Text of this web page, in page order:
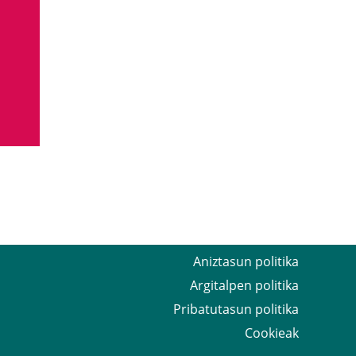
Aniztasun politika
Argitalpen politika
Pribatutasun politika
Cookieak